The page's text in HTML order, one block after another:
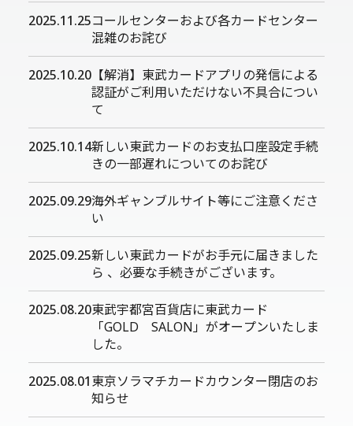
2025.11.25コールセンターおよび各カードセンター
混雑のお詫び
2025.10.20 【解消】東武カードアプリの発信による
認証がご利用いただけない不具合につい
て
2025.10.14新しい東武カードのお支払口座設定手続
きの一部遅れについてのお詫び
2025.09.29海外ギャンブルサイト等にご注意くださ
い
2025.09.25新しい東武カードがお手元に届きました
ら 、必要な手続きがございます。
2025.08.20東武宇都宮百貨店に東武カード
「GOLD SALON」がオープンいたしま
した。
2025.08.01東京ソラマチカードカウンター閉店のお
知らせ